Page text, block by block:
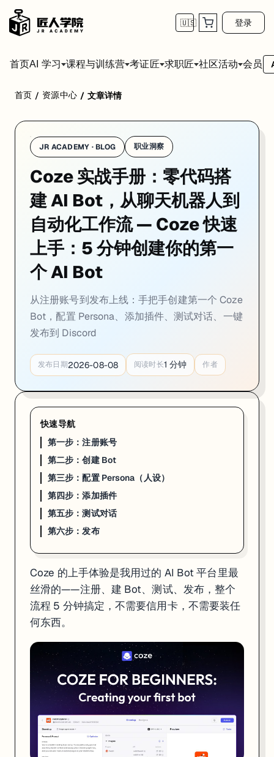
🇺🇸 登录
首页AI 学习 课程与训练营 考证匠 求职匠 社区活动 会员
Coze 的上手体验是我用过的 AI Bot 平台里最丝滑的——注册、建 Bot
第一步：注册账号
打开coze.com
点右上角
Sign Up，用 Google 账号一键登录
进入 Dashboard，你的工作区就准备好了
免费账户的额度：
免费额度
根据模型不同，约 10-100 条
不限
不限
有容量上限
可用
首页 / 资源中心 / 文章详情
JR ACADEMY · BLOG 职业洞察
Coze 实战手册：零代码搭
建 AI Bot，从聊天机器人到
自动化工作流 — Coze 快速
上手：5 分钟创建你的第一
个 AI Bot
从注册账号到发布上线：手把手创建第一个 Coze
Bot，配置 Persona、添加插件、测试对话、一键
发布到 Discord
发布日期2026-08-08 阅读时长1 分钟 作者
快速导航
第一步：注册账号
第二步：创建 Bot
第三步：配置 Persona（人设）
第四步：添加插件
第五步：测试对话
第六步：发布
Coze 的上手体验是我用过的 AI Bot 平台里最
丝滑的——注册、建 Bot、测试、发布，整个
流程 5 分钟搞定，不需要信用卡，不需要装任
何东西。